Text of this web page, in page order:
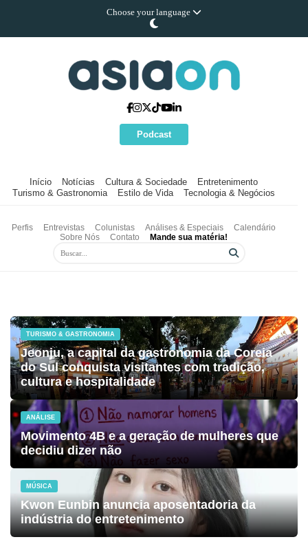
Choose your language
Podcast
Início Notícias Cultura & Sociedade
Entretenimento
Turismo & Gastronomia
Estilo de Vida Tecnologia & Negócios
Perfis Entrevistas Colunistas Análises & Especiais
Calendário
Sobre Nós
Contato Mande sua matéria!
TURISMO & GASTRONOMIA
Jeonju, a capital da gastronomia da Coreia
do Sul conquista visitantes com tradição,
cultura e hospitalidade
ANÁLISE
Movimento 4B e a geração de mulheres que
decidiu dizer não
MÚSICA
Kwon Eunbin anuncia aposentadoria da
indústria do entretenimento